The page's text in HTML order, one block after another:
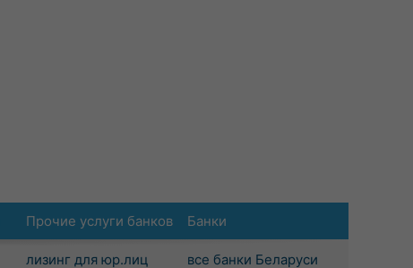
Прочие услуги банков
лизинг для юр.лиц
Банки
все банки Беларуси